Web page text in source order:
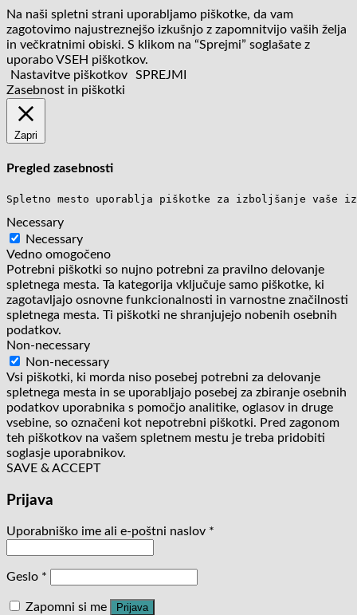
Na naši spletni strani uporabljamo piškotke, da vam
zagotovimo najustreznejšo izkušnjo z zapomnitvijo vaših želja
in večkratnimi obiski. S klikom na “Sprejmi” soglašate z
uporabo VSEH piškotkov.
Nastavitve piškotkov
SPREJMI
Zasebnost in piškotki
Zapri
Pregled zasebnosti
Spletno mesto uporablja piškotke za izboljšanje vaše
Necessary
Necessary
Vedno omogočeno
Potrebni piškotki so nujno potrebni za pravilno delovanje
spletnega mesta. Ta kategorija vključuje samo piškotke, ki
zagotavljajo osnovne funkcionalnosti in varnostne značilnosti
spletnega mesta. Ti piškotki ne shranjujejo nobenih osebnih
podatkov.
Non-necessary
Non-necessary
Vsi piškotki, ki morda niso posebej potrebni za delovanje
spletnega mesta in se uporabljajo posebej za zbiranje osebnih
podatkov uporabnika s pomočjo analitike, oglasov in druge
vsebine, so označeni kot nepotrebni piškotki. Pred zagonom
teh piškotkov na vašem spletnem mestu je treba pridobiti
soglasje uporabnikov.
SAVE & ACCEPT
Prijava
Uporabniško ime ali e-poštni naslov *
Geslo *
Zapomni si me Prijava